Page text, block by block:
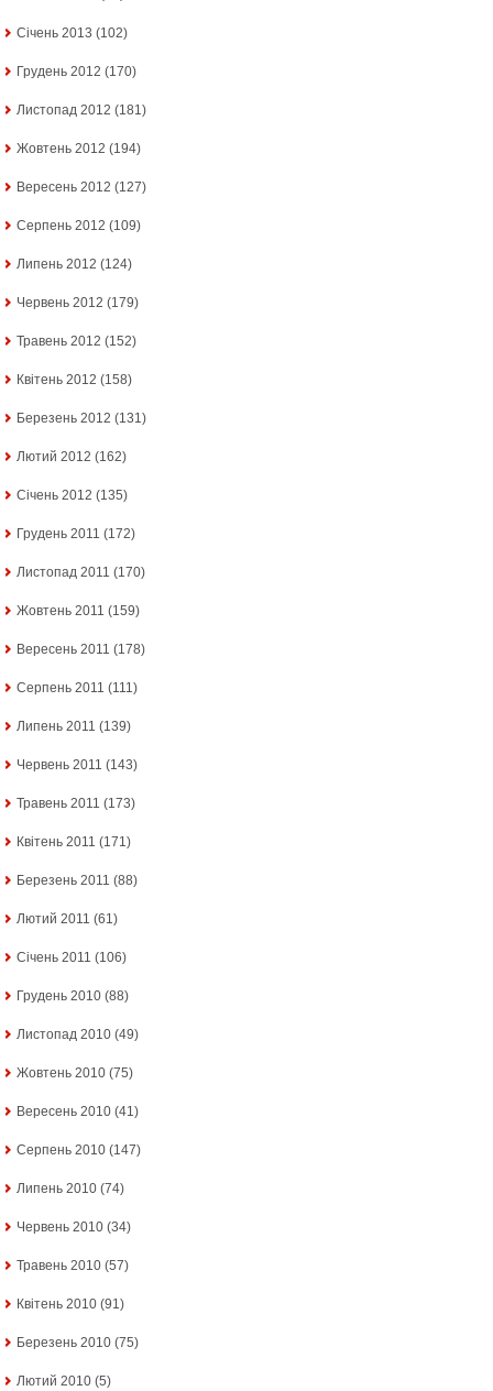
Січень 2013 (102)
Грудень 2012 (170)
Листопад 2012 (181)
Жовтень 2012 (194)
Вересень 2012 (127)
Серпень 2012 (109)
Липень 2012 (124)
Червень 2012 (179)
Травень 2012 (152)
Квітень 2012 (158)
Березень 2012 (131)
Лютий 2012 (162)
Січень 2012 (135)
Грудень 2011 (172)
Листопад 2011 (170)
Жовтень 2011 (159)
Вересень 2011 (178)
Серпень 2011 (111)
Липень 2011 (139)
Червень 2011 (143)
Травень 2011 (173)
Квітень 2011 (171)
Березень 2011 (88)
Лютий 2011 (61)
Січень 2011 (106)
Грудень 2010 (88)
Листопад 2010 (49)
Жовтень 2010 (75)
Вересень 2010 (41)
Серпень 2010 (147)
Липень 2010 (74)
Червень 2010 (34)
Травень 2010 (57)
Квітень 2010 (91)
Березень 2010 (75)
Лютий 2010 (5)